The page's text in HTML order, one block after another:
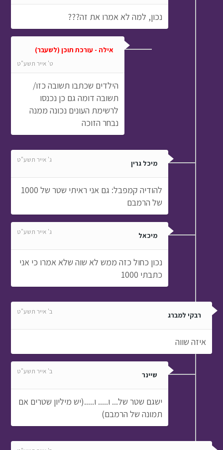
נכון, למה לא אמרו את זה???
אילה - עורכת תוכן (לשעבר)
ט' אייר תשע"ט
הילדים שכתבו תשובה כזו/
תשובה דומה גם כן נכנסו
לרשימת העונים נכונה ממנה
נבחר הזוכה
מיכל גרין ג' אייר תשע"ט
להודיה קמפבל: גם אני ראיתי שטר של 1000
של הרמבם
מיכאל ג' אייר תשע"ט
נכון כחול כזה ממש לא שוה שלא אמרו כי אני
כתבתי 1000
רבקי למברג ב' אייר תשע"ט
איזה שווה
שיינר ב' אייר תשע"ט
ישגם שטר של... ו..... ו.....(יש מיליון שטרים אם
תמונה של הרמבם)